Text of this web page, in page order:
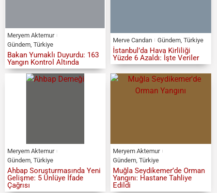
Meryem Aktemur
Gündem, Türkiye
Bakan Yumaklı Duyurdu: 163
Yangın Kontrol Altında
Merve Candan Gündem, Türkiye
İstanbul’da Hava Kirliliği
Yüzde 6 Azaldı: İşte Veriler
Meryem Aktemur
Gündem, Türkiye
Ahbap Soruşturmasında Yeni
Gelişme: 5 Ünlüye İfade
Çağrısı
Meryem Aktemur
Gündem, Türkiye
Muğla Seydikemer’de Orman
Yangını: Hastane Tahliye
Edildi